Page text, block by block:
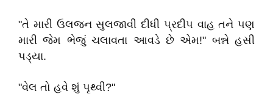
"તે મારી ઉલજન સુલજાવી દીધી પ્રદીપ વાહ તને પણ
મારી જેમ ભેજું ચલાવતા આવડે છે એમ!" બન્ને હસી
પડ્યા.
"વેલ તો હવે શું પૃથ્વી?"